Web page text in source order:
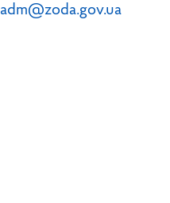
adm@zoda.gov.ua